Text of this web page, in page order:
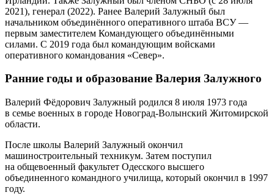
2021), генерал (2022). Ранее Валерий Залужный был
начальником объединённого оперативного штаба ВСУ —
первым заместителем Командующего объединёнными
силами. С 2019 года был командующим войсками
оперативного командования «Север».
Ранние годы и образование Валерия Залужного
Валерий Фёдорович Залужный родился 8 июля 1973 года
в семье военных в городе Новоград-Волынский Житомирской
области.
После школы Валерий Залужный окончил
машиностроительный техникум. Затем поступил
на общевоенный факультет Одесского высшего
объединенного командного училища, который окончил в 1997
году.